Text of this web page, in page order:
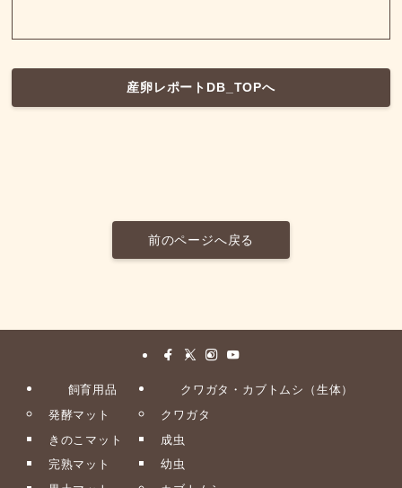
産卵レポートDB_TOPへ
前のページへ戻る
飼育用品
発酵マット
きのこマット
完熟マット
クワガタ・カブトムシ（生体）
クワガタ
成虫
幼虫